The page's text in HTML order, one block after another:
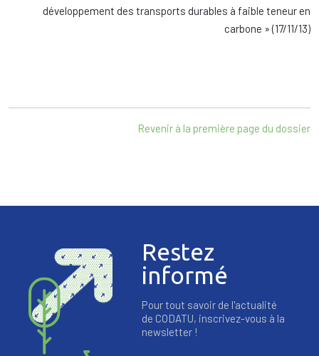
développement des transports durables à faible teneur en
carbone » (17/11/13)
Revenir à la première page du dossier
Restez
informé
Pour tout savoir de l'actualité
de CODATU, inscrivez-vous à la
newsletter !